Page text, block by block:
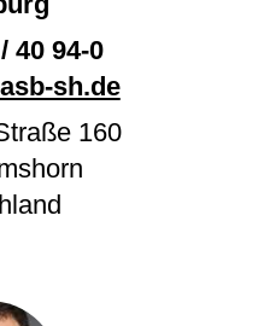
40 94-0
sh.de
160